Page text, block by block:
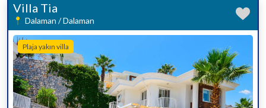
Villa Tia
Dalaman / Dalaman
Plaja yakın villa